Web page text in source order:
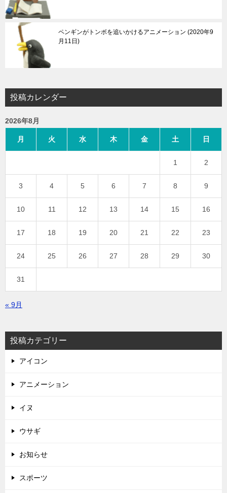
ペンギンがトンボを追いかけるアニメーション 2020年9
月11日
投稿カレンダー
2026年8月
月 火 水 木 金 土 日
1 2
3 4 5 6 7 8 9
10 11 12 13 14 15 16
17 18 19 20 21 22 23
24 25 26 27 28 29 30
31
« 9月
投稿カテゴリー
アイコン
アニメーション
イヌ
ウサギ
お知らせ
スポーツ